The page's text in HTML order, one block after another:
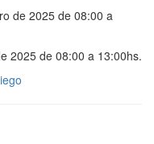
de 2025 de 08:00 a
2025 de 08:00 a 13:00hs.